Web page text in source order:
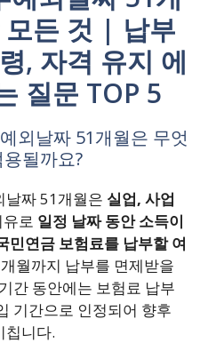
모든 것 | 납부
, 자격 유지 에
질문 TOP 5
외날짜 51개월은 무엇
될까요?
날짜 51개월은 실업, 사업
로 일정 날짜 동안 소득이
민연금 보험료를 납부할 여
월까지 납부를 면제받을
간 동안에는 보험료 납부
기간으로 인정되어 향후
칩니다.